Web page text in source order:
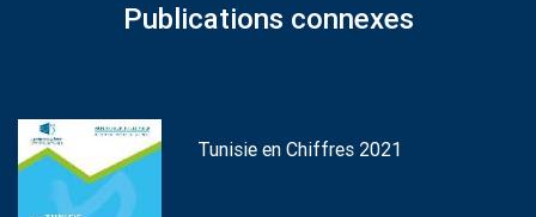
Publications connexes
Tunisie en Chiffres 2021